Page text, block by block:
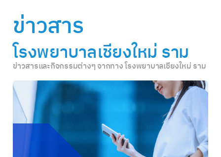
ข่าวสาร
โรงพยาบาลเชียงใหม่ ราม
ข่าวสารและกิจกรรมต่างๆ จากทาง โรงพยาบาลเชียงใหม่ ราม